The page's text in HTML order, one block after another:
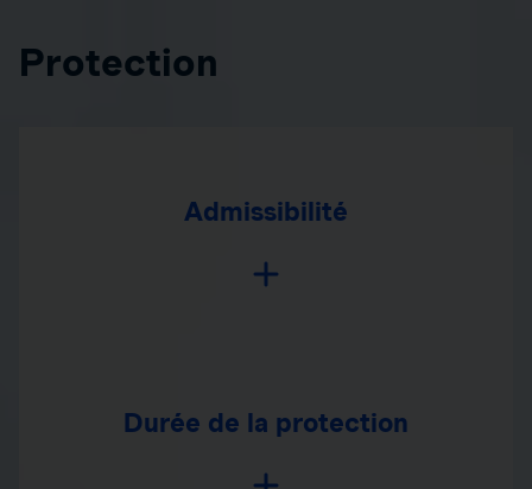
Protection
Admissibilité
Durée de la protection